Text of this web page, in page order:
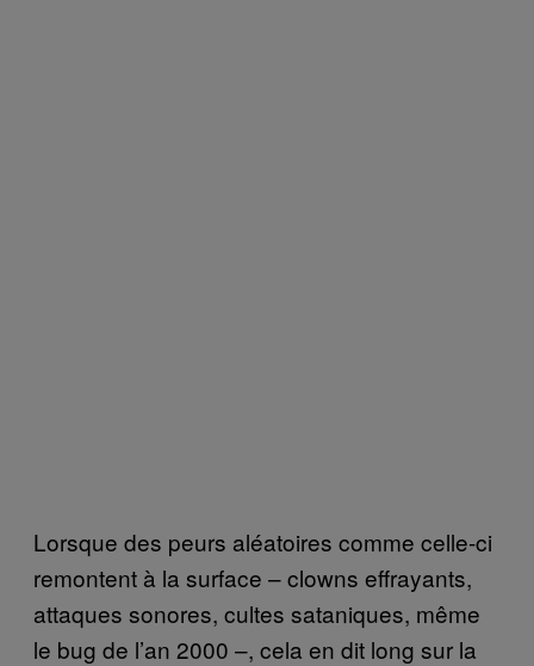
Lorsque des peurs aléatoires comme celle-ci
remontent à la surface – clowns effrayants,
attaques sonores, cultes sataniques, même
le bug de l’an 2000 –, cela en dit long sur la